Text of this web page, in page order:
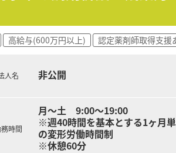
高給与(600万円以上) 認定薬剤師取得支援
人名 非公開
時間
月～土 9:00～19:00
※週40時間を基本とする1ヶ月
の変形労働時間制
※休憩60分